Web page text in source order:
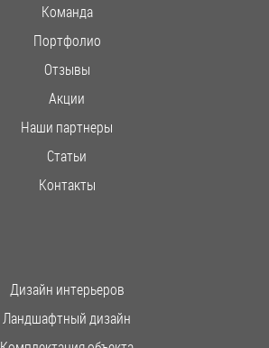
Команда
Портфолио
Отзывы
Акции
Наши партнеры
Статьи
Контакты
Дизайн интерьеров
Ландшафтный дизайн